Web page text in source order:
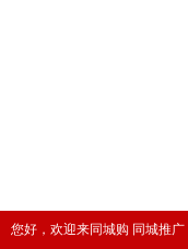
您好，欢迎来同城购 同城推广